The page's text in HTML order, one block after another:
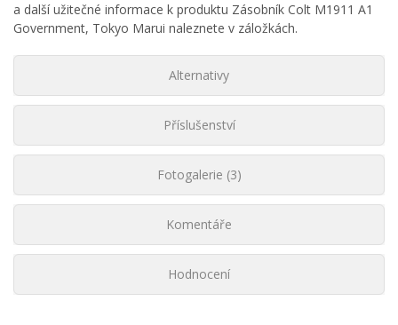
a další užitečné informace k produktu Zásobník Colt M1911 A1
Government, Tokyo Marui naleznete v záložkách.
Alternativy
Příslušenství
Fotogalerie (3)
Komentáře
Hodnocení